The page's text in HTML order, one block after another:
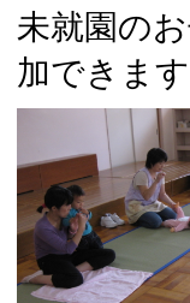
未就園の
加できま